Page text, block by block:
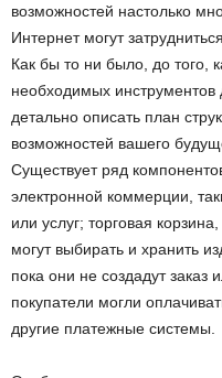
возможностей настолько
Интернет могут
Как бы то ни было, до того,
необходимых
детально описать план
возможностей вашего
Существует ряд
электронной коммерции,
или услуг; торговая
могут выбирать и хранить
пока они не создадут заказ
покупатели могли
другие платежные системы.